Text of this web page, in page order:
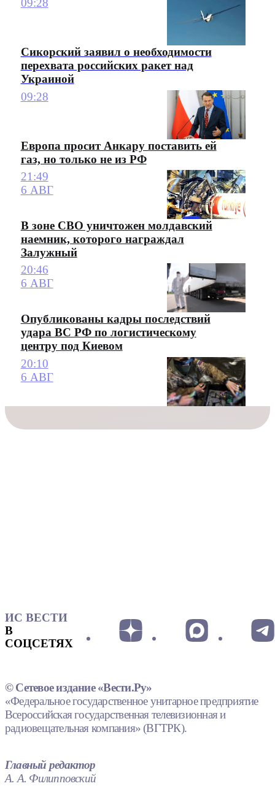
09:28
Сикорский заявил о необходимости
перехвата российских ракет над
Украиной
09:28
Европа просит Анкару поставить ей
газ, но только не из РФ
21:49
6 АВГ
В зоне СВО уничтожен молдавский
наемник, которого награждал
Залужный
20:46
6 АВГ
Опубликованы кадры последствий
удара ВС РФ по логистическому
центру под Киевом
20:10
6 АВГ
ИС ВЕСТИ
В
СОЦСЕТЯХ
© Сетевое издание «Вести.Ру»
«Федеральное государственное унитарное предприятие
Всероссийская государственная телевизионная и
радиовещательная компания» (ВГТРК).
Главный редактор
А. А. Филипповский